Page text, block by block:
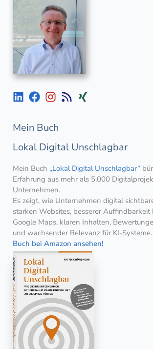
Mein Buch
Lokal Digital Unschlagbar
Mein Buch „Lokal Digital Unschlagbar“
Erfahrung aus mehr als 5.000
Unternehmen.
Es zeigt, wie Unternehmen digital
starken Websites, besserer Auffindbarkeit
Google Maps, klaren Inhalten,
und wachsender Relevanz für KI-Systeme.
Buch bei Amazon ansehen!